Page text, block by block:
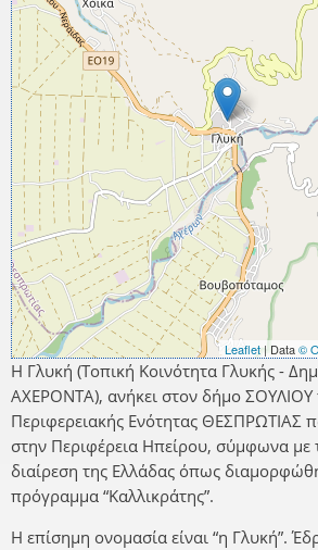
Leaflet | Data©
Η Γλυκή (Τοπική Κοινότητα Γλυκής -
ΑΧΕΡΟΝΤΑ), ανήκει στον δήμο ΣΟΥΛΙΟΥ
Περιφερειακής Ενότητας ΘΕΣΠΡΩΤΙΑΣ
στην Περιφέρεια Ηπείρου, σύμφωνα με
διαίρεση της Ελλάδας όπως
πρόγραμμα “Καλλικράτης”.
Η επίσημη ονομασία είναι “η Γλυκή”.